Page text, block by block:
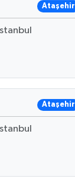
Ataşehir
Ataşehir